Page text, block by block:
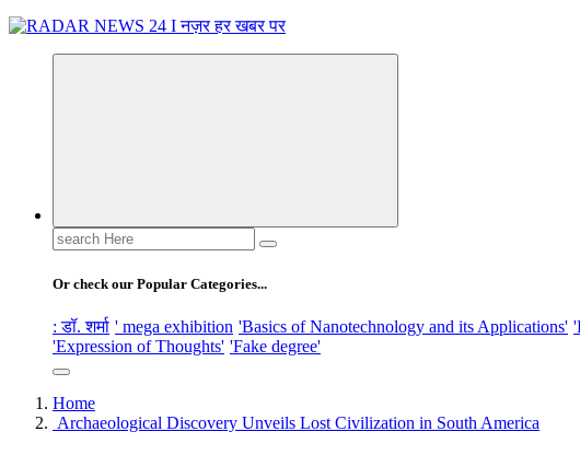
Search
for:
Or check our Popular Categories...
: डॉ. शर्मा ' mega exhibition 'Basics of Nanotechnology and its Applications'
'Expression of Thoughts' 'Fake degree'
Home
Archaeological Discovery Unveils Lost Civilization in South America